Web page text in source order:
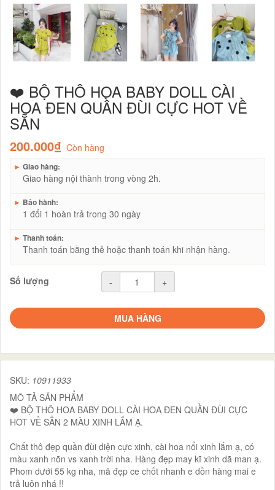
❤️ BỘ THÔ HOA BABY DOLL CÀI
HOA ĐEN QUẦN ĐÙI CỰC HOT VỀ
SẴN
200.000₫ Còn hàng
► Giao hàng:
Giao hàng nội thành trong vòng 2h.
► Bảo hành:
1 đổi 1 hoàn trả trong 30 ngày
► Thanh toán:
Thanh toán bằng thẻ hoặc thanh toán khi nhận hàng.
Số lượng - +
MUA HÀNG
SKU: 10911933
MÔ TẢ SẢN PHẨM
❤️ BỘ THÔ HOA BABY DOLL CÀI HOA ĐEN QUẦN ĐÙI CỰC
HOT VỀ SẴN 2 MÀU XINH LẮM Ạ.
Chất thô đẹp quần đùi diện cực xinh, cài hoa nổi xinh lắm ạ, có
màu xanh nõn vs xanh trời nha. Hàng đẹp may kĩ xinh dã man ạ.
Phom dưới 55 kg nha, mã đẹp ce chốt nhanh e dồn hàng mai e
trả luôn nhá !!